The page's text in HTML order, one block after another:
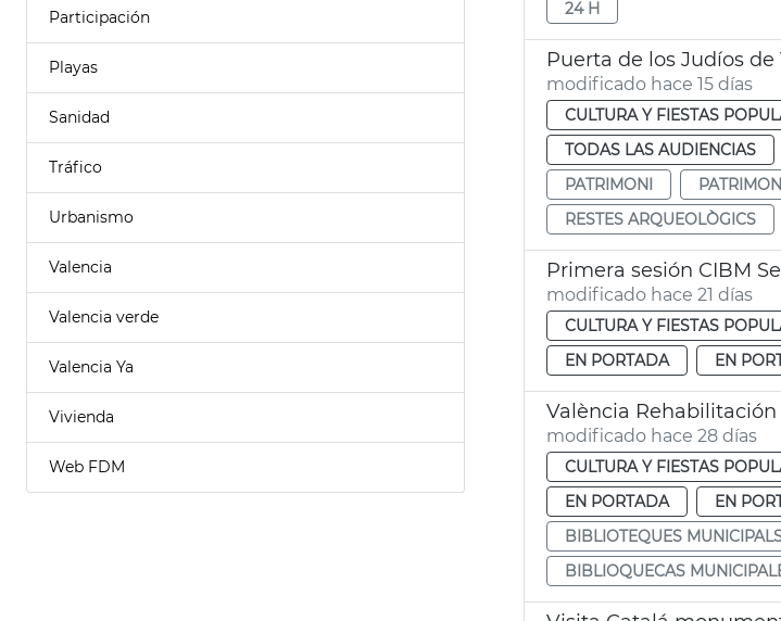
Participación
Playas
Sanidad
Tráfico
Urbanismo
Valencia
Valencia verde
Valencia Ya
Vivienda
Web FDM
24 H
Puerta de los Judíos de
modificado hace 15 días
CULTURA Y FIESTAS
TODAS LAS AUDIENCIAS
PATRIMONI
RESTES ARQUEOLÒGICS
Primera sesión CIBM
modificado hace 21 días
CULTURA Y FIESTAS
EN PORTADA
EN
València
modificado hace 28 días
CULTURA Y FIESTAS
EN PORTADA
EN
BIBLIOTEQUES
BIBLIOQUECAS